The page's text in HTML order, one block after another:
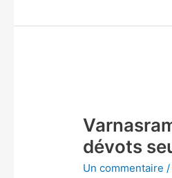
dévots
Un commentaire /
pour
l’être
humain
normal?